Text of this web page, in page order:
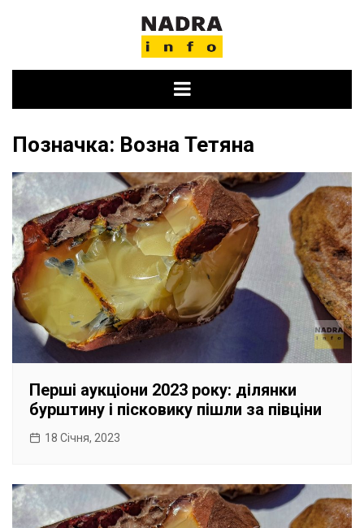
Позначка: Возна Тетяна
Перші аукціони 2023 року: ділянки
бурштину і пісковику пішли за півціни
18 Січня, 2023